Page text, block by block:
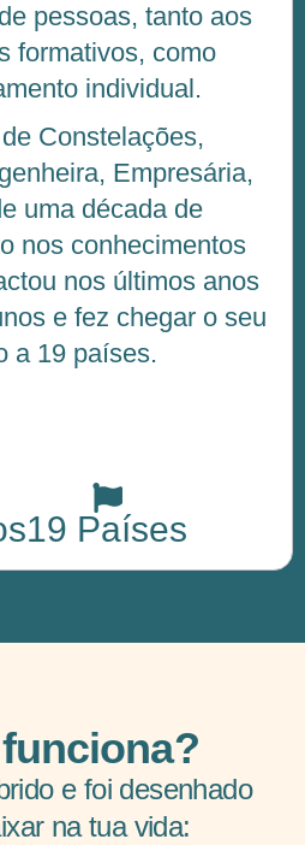
pessoas, tanto aos
formativos, como
individual.
Constelações,
Empresária,
uma década de
nos conhecimentos
nos últimos anos
e fez chegar o seu
a 19 países.
19 Países
e foi desenhado
na tua vida: